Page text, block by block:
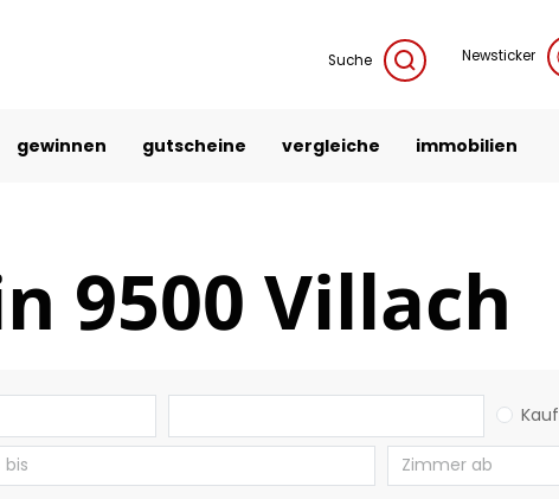
Suche Newsticker
gewinnen gutscheine vergleiche immobilien
9500 Villach
Kauf